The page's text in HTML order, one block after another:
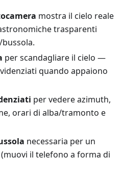
mostra il cielo reale
trasparenti
per scandagliare il cielo —
quando appaiono
per vedere azimuth,
orari di alba/tramonto e
necessaria per un
il telefono a forma di